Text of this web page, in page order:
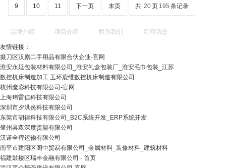
9 10 11 下一页 末页 共 20页 195 条记录
品牌介绍 项目介绍 联系我们 新闻动态
友情链接：
掇刀区汉剧二手用品有限合伙企业-官网
淮安永延包装材料有限公司_淮安礼盒包装厂_淮安毛巾包装_江苏
数控机床制造加工 玉环鹿维数控机床制造有限公司
杭州魔彩科技有限公司-官网
上海玮雷佳科技有限公司
深圳市夕洪炎科技有限公司
东莞市胡律科技有限公司_B2C系统开发_ERP系统开发
肇州县双深度货架有限公司
汉诺全程运输有限公司
南平市建阳区阁中贸易有限公司_金属材料_装修材料_建筑材料
福建鼓楼区瑞丰金融有限公司 - 首页